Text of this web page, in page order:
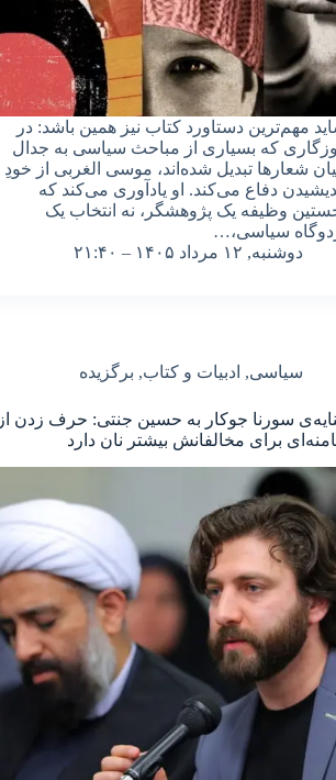
مهم‌ترین دستاورد کتاب نیز همین باشد: در
که بسیاری از مباحث سیاسی به جدال
شعارها تبدیل شده‌اند، موسی الغربی از خودِ
دفاع می‌کند. او یادآوری می‌کند که
وظیفه یک پژوهشگر، نه انتخاب یک
سیاسی،…
دوشنبه, ۱۲ مرداد ۱۴۰۵ – ۲۱:۴۰
سیاسی, ادبیات و کتاب, برگزیده
سورنا جوکار به حسین جنتی: حرف زدن از
برای مخالفانش بیشتر نان دارد